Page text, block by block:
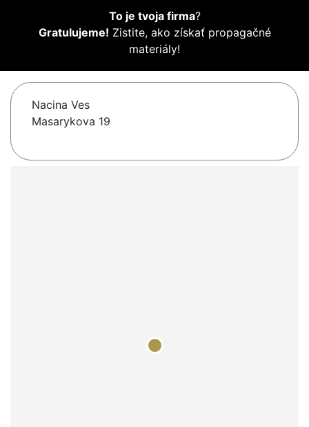
To je tvoja firma?
Gratulujeme! Zistite, ako získať propagačné
materiály!
Nacina Ves
Masarykova 19